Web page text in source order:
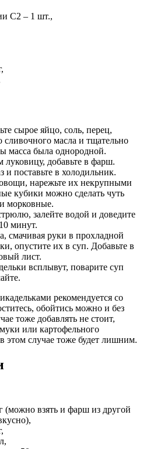
С2 – 1 шт.,
сырое яйцо, соль, перец,
сливочного масла и тщательно
масса была однородной.
добавьте в фарш.
и поставьте в холодильник.
нарежьте их некрупными
кубики можно сделать чуть
морковные.
залейте водой и доведите
минут.
смачивая руки в прохладной
опустите их в суп. Добавьте в
лист.
всплывут, поварите суп
рекомендуется со
обойтись можно и без
тоже добавлять не стоит,
или картофельного
этом случае тоже будет лишним.
(можно взять и фарш из другой